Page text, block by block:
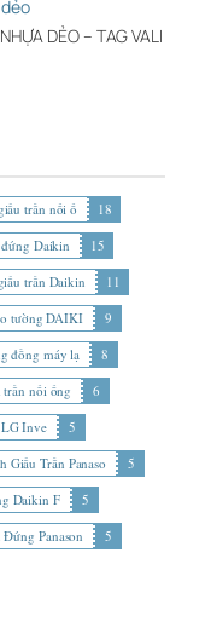
DẺO – TAG VALI
trần nối ố
18
Daikin
15
trần Daikin
11
tường DAIKI
9
đồng máy lạ
8
nối ống
6
Inve
5
Giấu Trần Panaso
5
Daikin F
5
Panason 5